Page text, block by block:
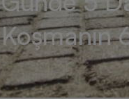
Koşmanın